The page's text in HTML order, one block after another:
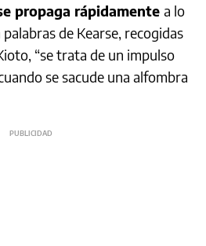
propaga rápidamente a lo
de Kearse, recogidas
“se trata de un impulso
se sacude una alfombra